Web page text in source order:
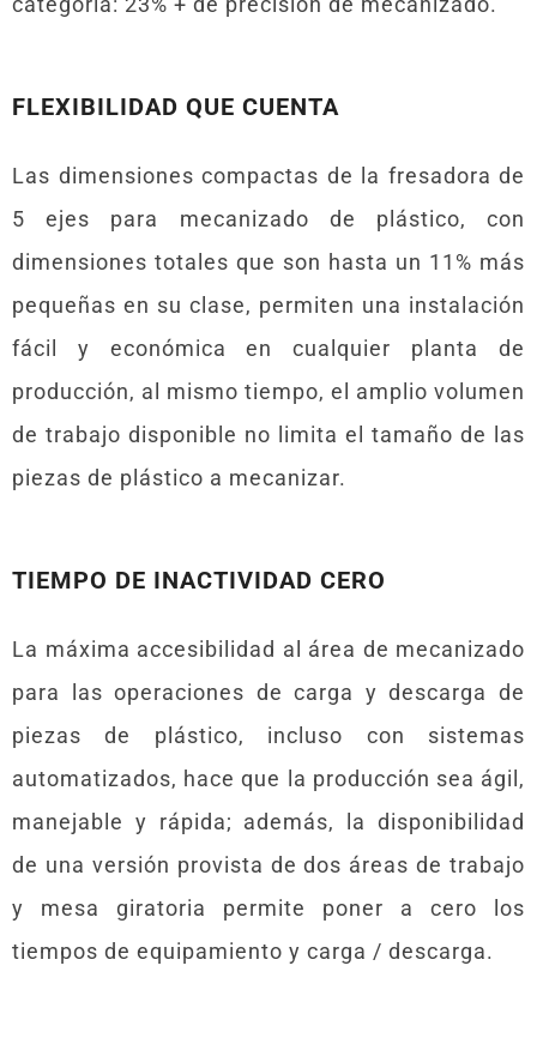
FLEXIBILIDAD QUE CUENTA
Las dimensiones compactas de la fresadora de
5 ejes para mecanizado de plástico, con
dimensiones totales que son hasta un 11% más
pequeñas en su clase, permiten una instalación
fácil y económica en cualquier planta de
producción, al mismo tiempo, el amplio volumen
de trabajo disponible no limita el tamaño de las
piezas de plástico a mecanizar.
TIEMPO DE INACTIVIDAD CERO
La máxima accesibilidad al área de mecanizado
para las operaciones de carga y descarga de
piezas de plástico, incluso con sistemas
automatizados, hace que la producción sea ágil,
manejable y rápida; además, la disponibilidad
de una versión provista de dos áreas de trabajo
y mesa giratoria permite poner a cero los
tiempos de equipamiento y carga / descarga.